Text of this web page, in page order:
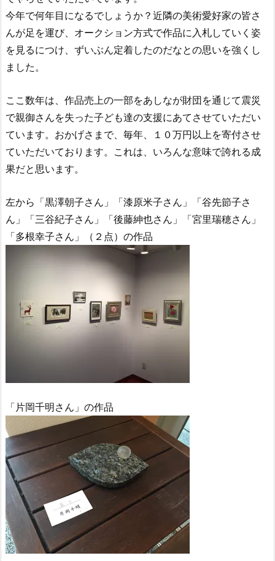
今年で何年目になるでしょうか？近隣の美術愛好家の皆さ
んが足を運び、オークション方式で作品に入札していく姿
を見るにつけ、ずいぶん定着したのだなとの思いを強くし
ました。
ここ数年は、作品売上の一部をあしなが財団を通じて震災
で親御さんを失った子ども達の支援にあてさせていただい
ています。おかげさまで、毎年、１０万円以上を寄付させ
ていただいております。これは、いろんな意味で誇れる成
果だと思います。
左から「黒澤朝子さん」「漆原米子さん」「谷先節子さ
ん」「三谷紀子さん」「後藤紳也さん」「宮里瑞穂さん」
「多根幸子さん」（２点）の作品
「片岡千明さん」の作品